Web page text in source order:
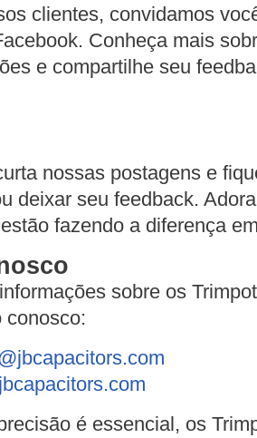
clientes, convidamos
Conheça mais
e compartilhe seu
nossas postagens e
deixar seu feedback.
fazendo a diferença
sobre os
conosco:
é essencial, os